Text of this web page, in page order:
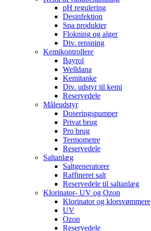
pH regulering
Desinfektion
Spa produkter
Flokning og alger
Div. rensning
Kemikontrollere
Bayrol
Welldana
Kemitanke
Div. udstyr til kemi
Reservedele
Måleudstyr
Doseringspumper
Privat brug
Pro brug
Termometre
Reservedele
Saltanlæg
Saltgeneratorer
Raffineret salt
Reservedele til saltanlæg
Klorinator- UV og Ozon
Klorinator og klorsvømmere
UV
Ozon
Reservedele